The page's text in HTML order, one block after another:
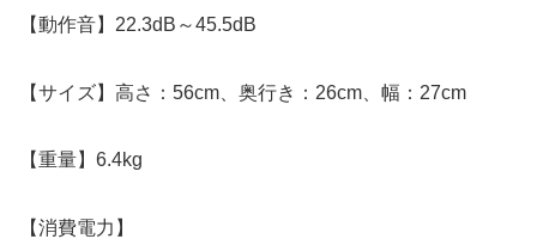
【動作音】22.3dB～45.5dB
【サイズ】高さ：56cm、奥行き：26cm、幅：27cm
【重量】6.4kg
【消費電力】